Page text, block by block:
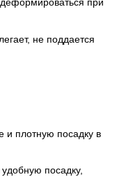
при
не поддается
и плотную посадку в
посадку,